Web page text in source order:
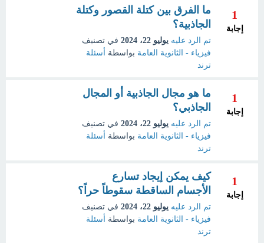
1
إجابة
ما الفرق بين كتلة القصور وكتلة
الجاذبية؟
تم الرد عليه يوليو 22، 2024
في تصنيف
فيزياء - الثانوية العامة بواسطة
أسئلة
ترند
1
إجابة
ما هو مجال الجاذبية أو المجال
الجاذبي؟
تم الرد عليه يوليو 22، 2024
في تصنيف
فيزياء - الثانوية العامة بواسطة
أسئلة
ترند
1
إجابة
كيف يمكن إيجاد تسارع
الأجسام الساقطة سقوطاً حراً؟
تم الرد عليه يوليو 22، 2024
في تصنيف
فيزياء - الثانوية العامة بواسطة
أسئلة
ترند